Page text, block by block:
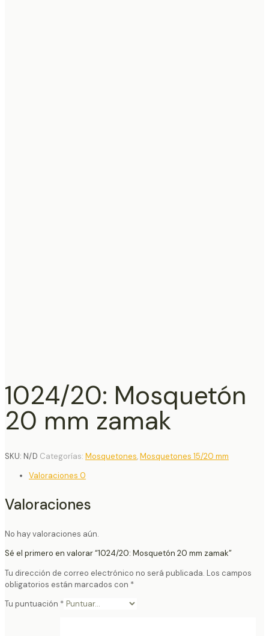
1024/20: Mosquetón
20 mm zamak
SKU: N/D Categorías: Mosquetones,Mosquetones 15/20 mm
Valoraciones 0
Valoraciones
No hay valoraciones aún.
Sé el primero en valorar “1024/20: Mosquetón 20 mm zamak”
Tu dirección de correo electrónico no será publicada. Los campos
obligatorios están marcados con *
Tu puntuación *